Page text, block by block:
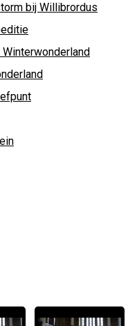
bij Willibrordus